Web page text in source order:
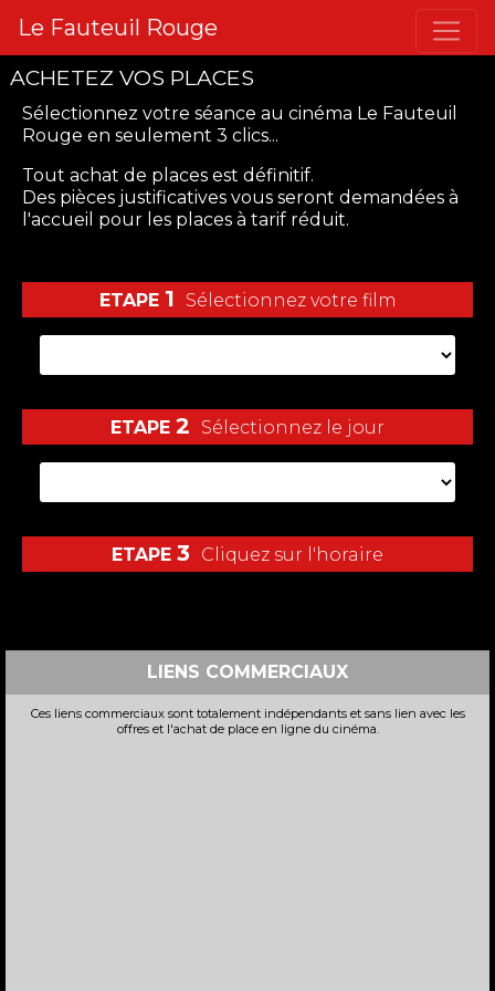
Le Fauteuil Rouge
ACHETEZ VOS PLACES
Sélectionnez votre séance au cinéma Le Fauteuil
Rouge en seulement 3 clics...
Tout achat de places est définitif.
Des pièces justificatives vous seront demandées à
l'accueil pour les places à tarif réduit.
ETAPE 1 Sélectionnez votre film
ETAPE 2 Sélectionnez le jour
ETAPE 3 Cliquez sur l'horaire
LIENS COMMERCIAUX
Ces liens commerciaux sont totalement indépendants et sans lien avec les
offres et l'achat de place en ligne du cinéma.